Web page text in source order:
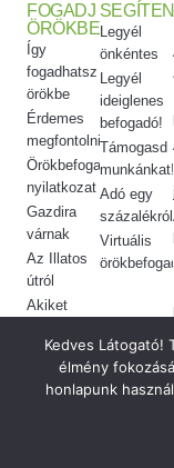
FOGADJ
ÖRÖKBE
Így
fogadhatsz
örökbe
Érdemes
megfontolni
Örökbefogadói
nyilatkozat
Gazdira
várnak
Az Illatos
útról
Akiket
adtunk
Meggyógyítottuk
Legyél
önkéntes
Legyél
ideiglenes
befogadó!
Támogasd
munkánkat!
Adó egy
százalékról
Virtuális
© 2026 Vigyél Haza
Kedves Látogató!
élmény
honlapunk